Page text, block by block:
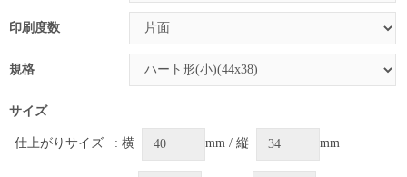
印刷度数
規格
サイズ
仕上がりサイズ : 横 mm / 縦 mm